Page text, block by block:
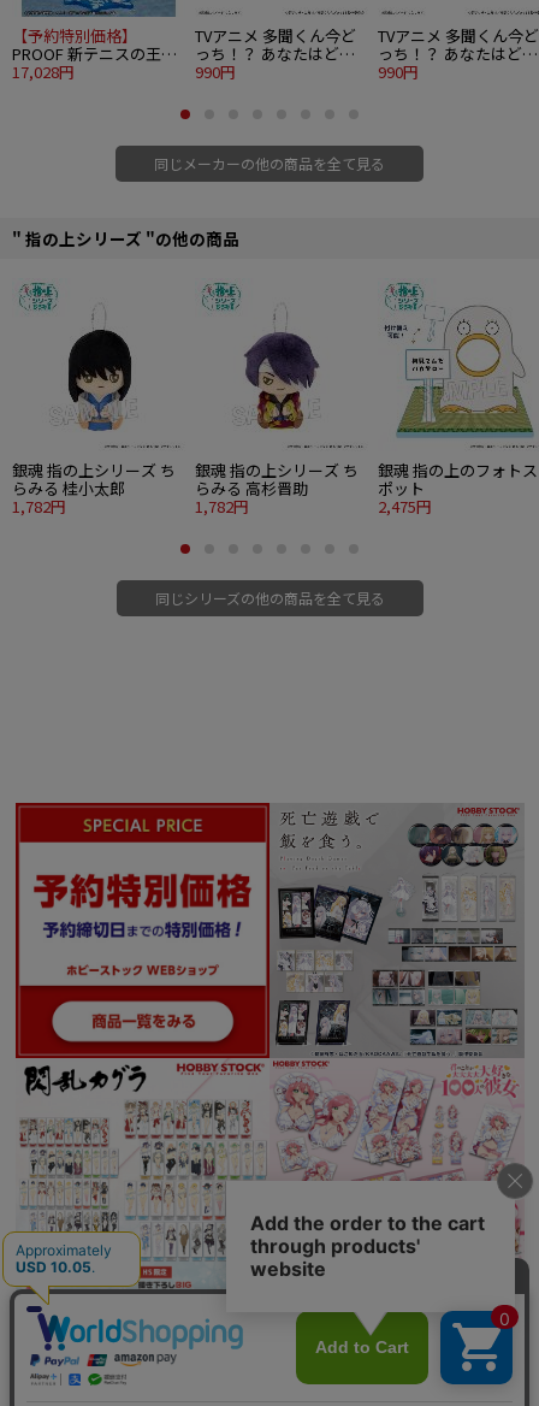
【予約特別価格】
PROOF 新テニスの王子
様 1/8 跡部景吾
17,028円
TVアニメ 多聞くん今ど
っち！？ あなたはどの
多聞くんを推す！？ver.
990円
TVアニメ 多聞くん今ど
っち！？ あなたはどの
多聞くんを推す！？
990円
同じメーカーの他の商品を全て見る
" 指の上シリーズ "の他の商品
銀魂 指の上シリーズ ち
らみる 桂小太郎
1,782円
銀魂 指の上シリーズ ち
らみる 高杉晋助
1,782円
銀魂 指の上のフォトス
ポット
2,475円
同じシリーズの他の商品を全て見る